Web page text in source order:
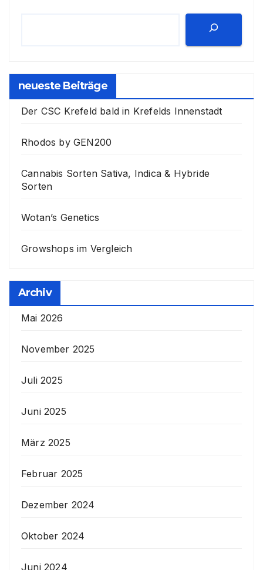
neueste Beiträge
Der CSC Krefeld bald in Krefelds Innenstadt
Rhodos by GEN200
Cannabis Sorten Sativa, Indica & Hybride
Sorten
Wotan’s Genetics
Growshops im Vergleich
Archiv
Mai 2026
November 2025
Juli 2025
Juni 2025
März 2025
Februar 2025
Dezember 2024
Oktober 2024
Juni 2024